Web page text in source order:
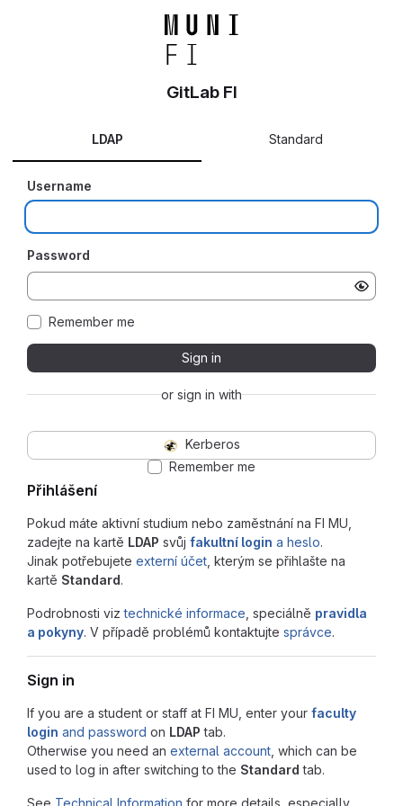
Přihlášení
Pokud máte aktivní studium nebo zaměstnání na FI MU,
zadejte na kartě LDAP svůj fakultní login a heslo.
Jinak potřebujete externí účet , kterým se přihlašte na
kartě Standard.
Podrobnosti viztechnické informace , speciálně pravidla
a pokyny. V případě problémů kontaktujte správce.
Sign in
If you are a student or staff at FI MU, enter your faculty
login and password on LDAP tab.
Otherwise you need an external account , which can be
used to log in after switching to the Standard tab.
See Technical Information for more details, especially
GitLab FI
LDAP Standard
Username
Password
Remember me
Sign in
or sign in with
Kerberos
Remember me